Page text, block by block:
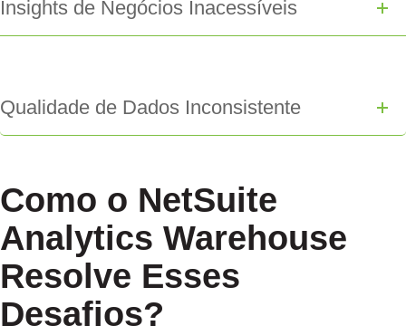
Insights de Negócios Inacessíveis
Qualidade de Dados Inconsistente
Como o NetSuite
Analytics Warehouse
Resolve Esses
Desafios?